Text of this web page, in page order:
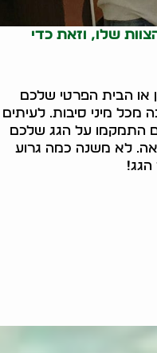
שלו, וזאת כדי
או הבית הפרטי שלכם
מיני סיבות. לעיתים
התמקמו על הגג שלכם
לא משנה כמה גרוע
הגג!